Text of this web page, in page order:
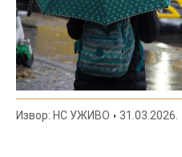
Извор: НС УЖИВО 31.03.2026.